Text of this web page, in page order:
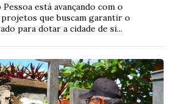
está avançando com o
que buscam garantir o
para dotar a cidade de si...